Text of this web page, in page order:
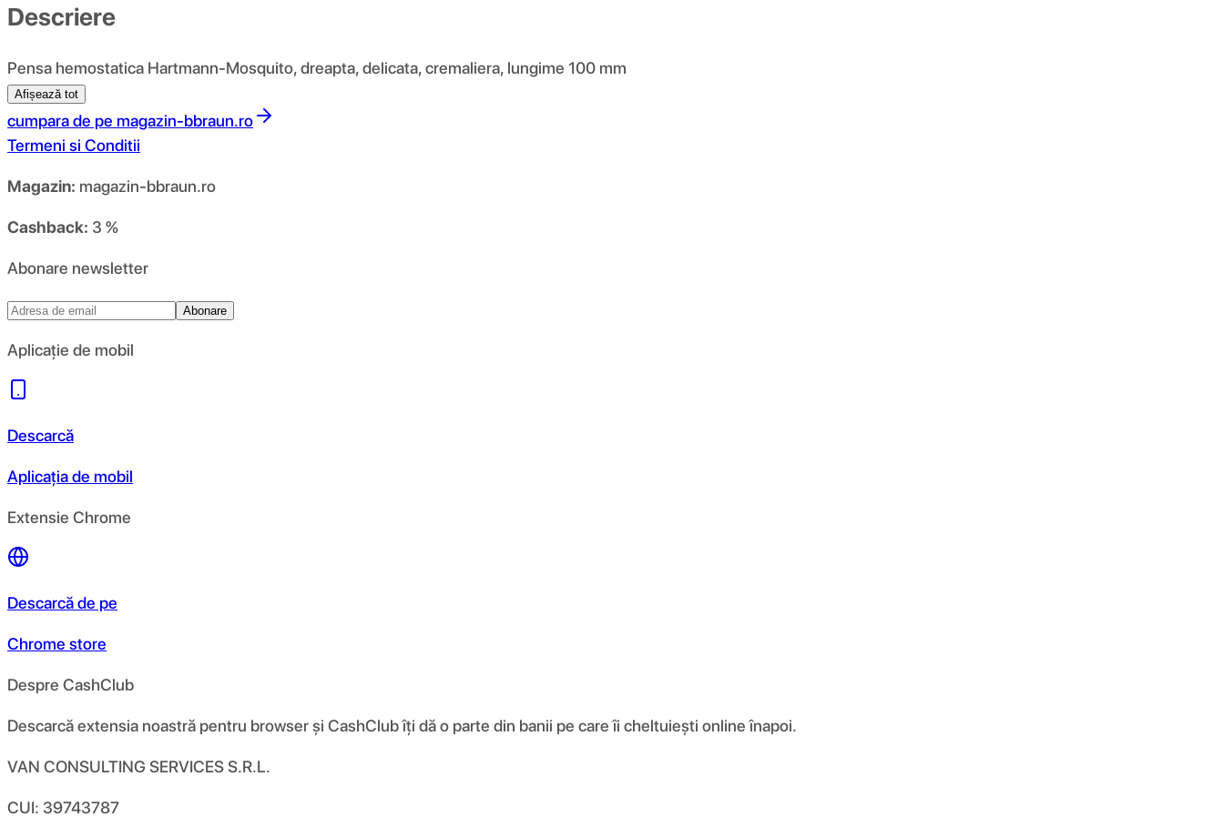
Descriere
Pensa hemostatica Hartmann-Mosquito, dreapta, delicata, cremaliera, lungime 100 mm
Afișează tot
cumpara de pe magazin-bbraun.ro
Termeni si Conditii
Magazin: magazin-bbraun.ro
Cashback: 3 %
Abonare newsletter
Abonare
Aplicație de mobil
Descarcă
Aplicația de mobil
Extensie Chrome
Descarcă de pe
Chrome store
Despre CashClub
Descarcă extensia noastră pentru browser și CashClub îți dă o parte din banii pe care îi cheltuiești online înapoi.
VAN CONSULTING SERVICES S.R.L.
CUI: 39743787